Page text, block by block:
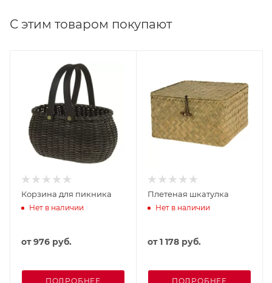
С этим товаром покупают
Корзина для пикника
Нет в наличии
от976 руб.
ПОДРОБНЕЕ
Плетеная шкатулка
Нет в наличии
от1 178 руб.
ПОДРОБНЕЕ